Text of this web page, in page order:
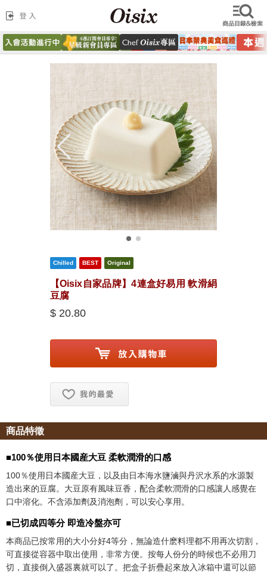
【Oisix自家品牌】4連盒好易用 軟滑絹
豆腐
$ 20.80
商品特徵
■100％使用日本國産大豆 柔軟潤滑的口感
100％使用日本國産大豆，以及由日本海水鹽滷與丹沢水系的水源製
造出來的豆腐。大豆原有風味豆香，配合柔軟潤滑的口感讓人感覺在
口中溶化。不含添加劑及消泡劑，可以安心享用。
■已切成四等分 即造冷盤亦可
本商品已按常用的大小分好4等分，無論造什麽料理都不用再次切割，
可直接從容器中取出使用，非常方便。按每人份分的時候也不必用刀
切，直接倒入盛器裏就可以了。把盒子折疊起來放入冰箱中還可以節